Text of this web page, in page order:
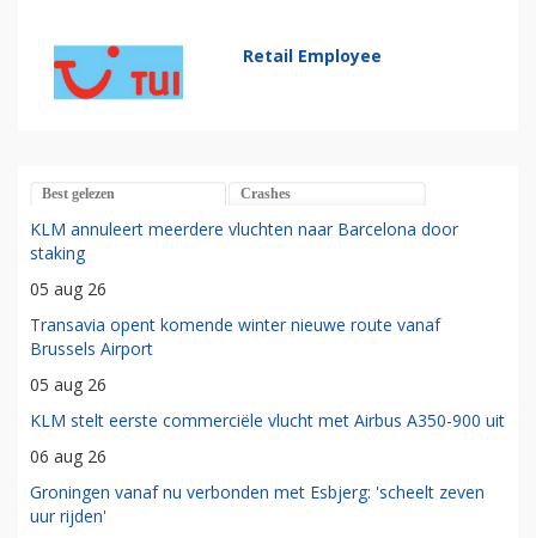
Retail Employee
Best gelezen Crashes
KLM annuleert meerdere vluchten naar Barcelona door
staking
05 aug 26
Transavia opent komende winter nieuwe route vanaf
Brussels Airport
05 aug 26
KLM stelt eerste commerciële vlucht met Airbus A350-900 uit
06 aug 26
Groningen vanaf nu verbonden met Esbjerg: 'scheelt zeven
uur rijden'